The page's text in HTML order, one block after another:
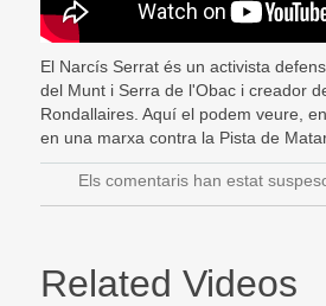
El Narcís Serrat és un activista
del Munt i Serra de l'Obac i creador
Rondallaires. Aquí el podem veure,
en una marxa contra la Pista de
Els comentaris han estat
Related Videos